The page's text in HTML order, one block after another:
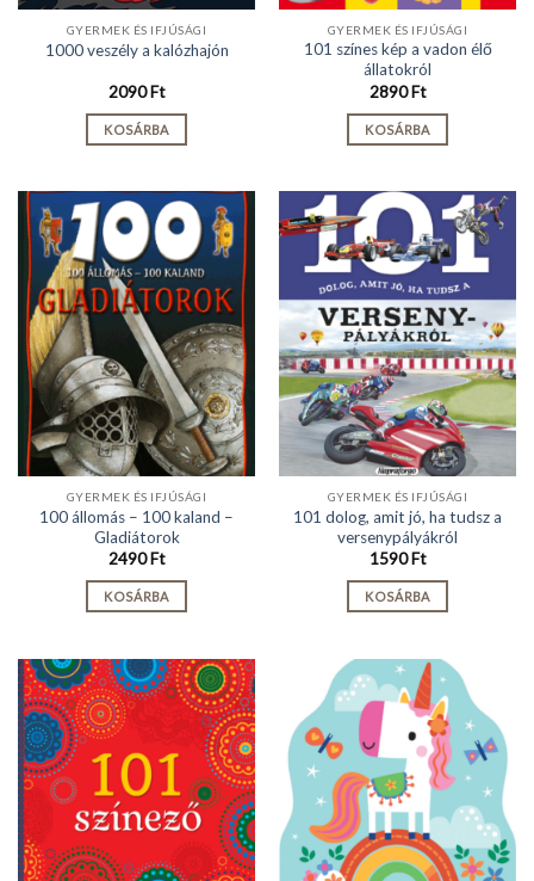
GYERMEK ÉS IFJÚSÁGI
1000 veszély a kalózhajón
2090Ft
KOSÁRBA
GYERMEK ÉS IFJÚSÁGI
101 színes kép a vadon élő
állatokról
2890Ft
KOSÁRBA
GYERMEK ÉS IFJÚSÁGI
100 állomás – 100 kaland –
Gladiátorok
2490Ft
KOSÁRBA
GYERMEK ÉS IFJÚSÁGI
101 dolog, amit jó, ha tudsz a
versenypályákról
1590Ft
KOSÁRBA